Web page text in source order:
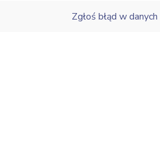
Zgłoś błąd w danych